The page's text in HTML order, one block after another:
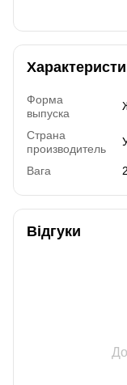
Форма
выпуска
Страна
производитель
Вага
Відгуки